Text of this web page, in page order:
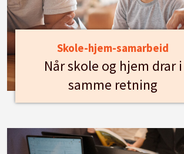
Skole-hjem-samarbeid
Når skole og hjem drar i
samme retning